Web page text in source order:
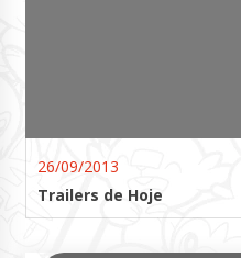
26/09/2013
Trailers de Hoje